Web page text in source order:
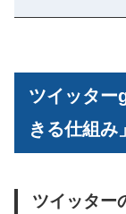
ツイッター
きる仕組み
ツイッター